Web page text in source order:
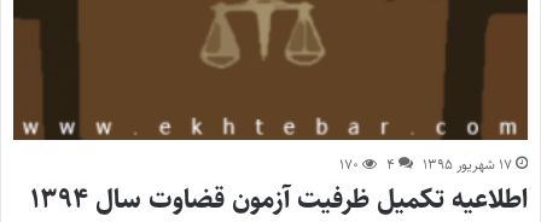
۱۷ شهریور ۱۳۹۵ ۴ ۱۷۰
اطلاعیه تکمیل ظرفیت آزمون قضاوت سال ۱۳۹۴